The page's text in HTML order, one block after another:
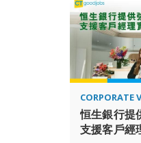
CORPORATE
恒生銀行提
支援客戶經